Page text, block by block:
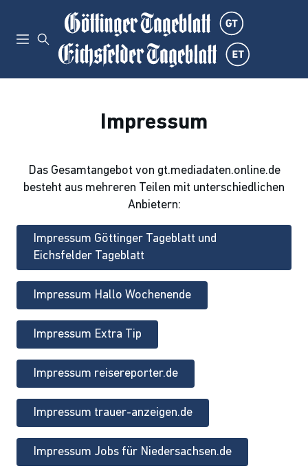
Impressum
Das Gesamtangebot von gt.mediadaten.online.de
besteht aus mehreren Teilen mit unterschiedlichen
Anbietern:
Impressum Göttinger Tageblatt und
Eichsfelder Tageblatt
Impressum Hallo Wochenende
Impressum Extra Tip
Impressum reisereporter.de
Impressum trauer-anzeigen.de
Impressum Jobs für Niedersachsen.de